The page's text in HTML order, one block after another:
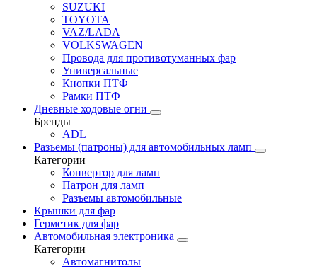
SUZUKI
TOYOTA
VAZ/LADA
VOLKSWAGEN
Провода для противотуманных фар
Универсальные
Кнопки ПТФ
Рамки ПТФ
Дневные ходовые огни
Бренды
ADL
Разъемы (патроны) для автомобильных ламп
Категории
Конвертор для ламп
Патрон для ламп
Разъемы автомобильные
Крышки для фар
Герметик для фар
Автомобильная электроника
Категории
Автомагнитолы